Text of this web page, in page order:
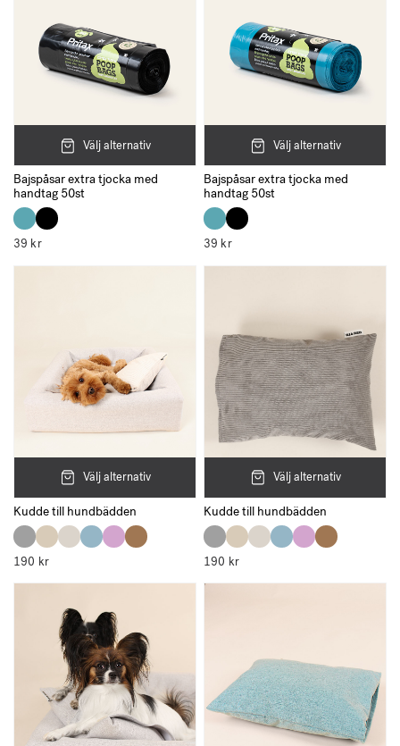
Välj alternativ
Bajspåsar extra tjocka med
handtag 50st
39 kr
Välj alternativ
Bajspåsar extra tjocka med
handtag 50st
39 kr
Välj alternativ
Kudde till hundbädden
190 kr
Välj alternativ
Kudde till hundbädden
190 kr